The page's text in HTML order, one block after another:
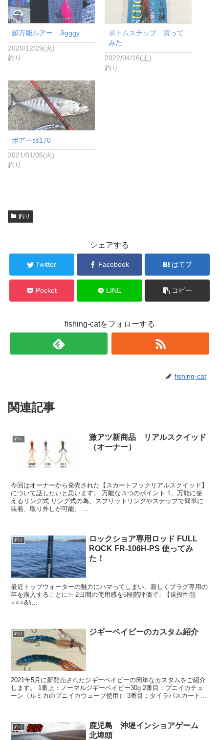
超万能ルアー Jigggy
2020/12/29(火)
釣り
ボトムステップ 買って
みた
2022/04/16(土)
釣り
ボアーss170
2021/01/05(火)
釣り
釣り
シェアする
Twitter Facebook はてブ
Pocket LINE コピー
fishing-catをフォローする
fishing-cat
関連記事
釣り
激アツ新商品 リアルスクイッド
（オーナー）
今回はオーナーから発売された【スカートフックリアルスクイッド】
について話したいと思います。 万能な３つのポイント 1、万能に使
えるリング式 リング式の為、スプリットリングやスナップで簡単に
装着、取り外しが可能。 ...
釣り
ロックショア専用ロッド FULL
ROCK FR-106H-PS 使ってみ
た！
最近トップウォーターの魅力にハマってしまい、新しくプラグ専用の
竿を購入することに✨ 2日間の使用感を5段階評価で↓ 【遠投性能
⭐️⭐️⭐&#...
釣り ジギーベイビーのカスタム紹介
2021年5月に新発売されたジギーベイビーの簡単なカスタムをご紹介
します。 1番上：ノーマルジギーベイビー30g 2番目：プニイカチュ
ーン（ルミカのプニイカウェーブ使用） 3番目：タイラバスカート...
釣り
鹿児島 沖堤インショアゲーム
北埠頭